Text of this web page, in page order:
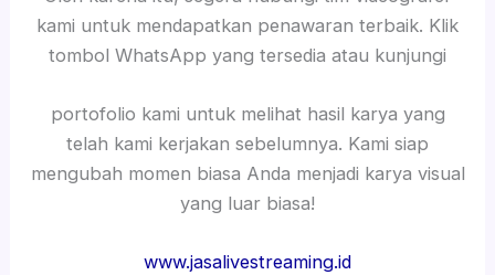
kami untuk mendapatkan penawaran terbaik. Klik
tombol WhatsApp yang tersedia atau kunjungi
portofolio kami untuk melihat hasil karya yang
telah kami kerjakan sebelumnya. Kami siap
mengubah momen biasa Anda menjadi karya visual
yang luar biasa!
www.jasalivestreaming.id